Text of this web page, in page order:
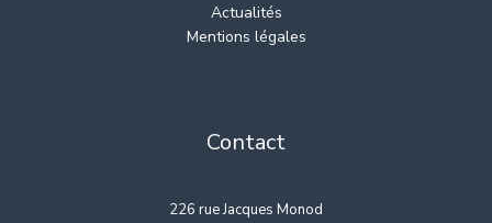
Actualités
Mentions légales
Contact
226 rue Jacques Monod